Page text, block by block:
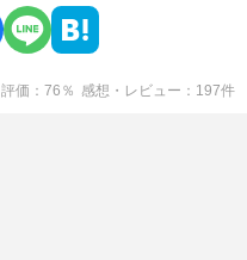
評価 76 ％ 感想・レビュー 197件